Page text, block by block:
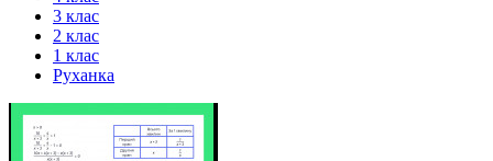
3 клас
2 клас
1 клас
Руханка